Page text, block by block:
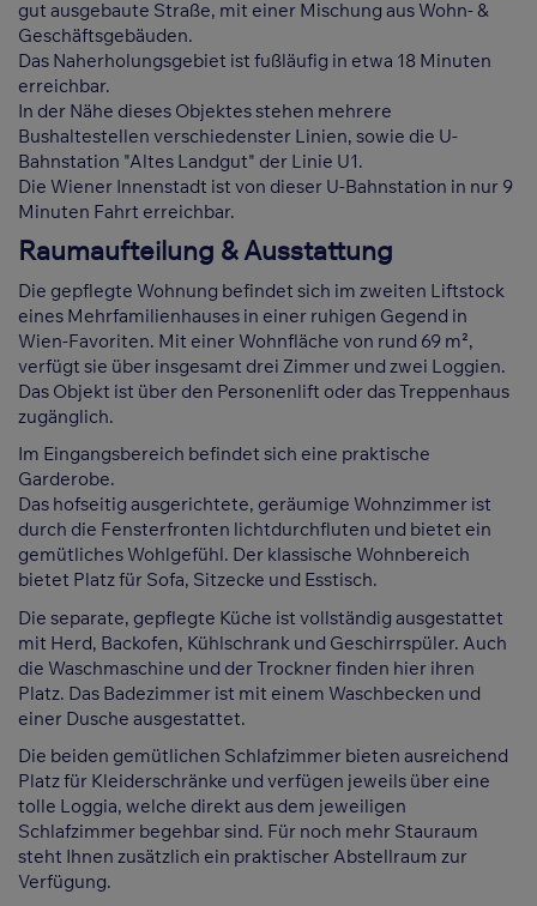
gut ausgebaute Straße, mit einer Mischung aus Wohn- &
Geschäftsgebäuden.
Das Naherholungsgebiet ist fußläufig in etwa 18 Minuten
erreichbar.
In der Nähe dieses Objektes stehen mehrere
Bushaltestellen verschiedenster Linien, sowie die U-
Bahnstation "Altes Landgut" der Linie U1.
Die Wiener Innenstadt ist von dieser U-Bahnstation in nur 9
Minuten Fahrt erreichbar.
Raumaufteilung & Ausstattung
Die gepflegte Wohnung befindet sich im zweiten Liftstock
eines Mehrfamilienhauses in einer ruhigen Gegend in
Wien-Favoriten. Mit einer Wohnfläche von rund 69 m²,
verfügt sie über insgesamt drei Zimmer und zwei Loggien.
Das Objekt ist über den Personenlift oder das Treppenhaus
zugänglich.
Im Eingangsbereich befindet sich eine praktische
Garderobe.
Das hofseitig ausgerichtete, geräumige Wohnzimmer ist
durch die Fensterfronten lichtdurchfluten und bietet ein
gemütliches Wohlgefühl. Der klassische Wohnbereich
bietet Platz für Sofa, Sitzecke und Esstisch.
Die separate, gepflegte Küche ist vollständig ausgestattet
mit Herd, Backofen, Kühlschrank und Geschirrspüler. Auch
die Waschmaschine und der Trockner finden hier ihren
Platz. Das Badezimmer ist mit einem Waschbecken und
einer Dusche ausgestattet.
Die beiden gemütlichen Schlafzimmer bieten ausreichend
Platz für Kleiderschränke und verfügen jeweils über eine
tolle Loggia, welche direkt aus dem jeweiligen
Schlafzimmer begehbar sind. Für noch mehr Stauraum
steht Ihnen zusätzlich ein praktischer Abstellraum zur
Verfügung.